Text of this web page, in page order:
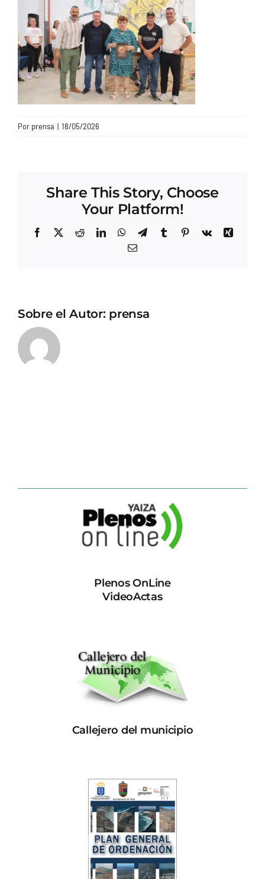
CONTACTO
Por prensa | 18/05/2026
Share This Story, Choose
Your Platform!
Facebook
X RedditLinkedInWhatsApp
TelegramTumblrPinterest
Vk
Xing
Correo
Sobre el Autor: prensa
Plenos OnLine
VideoActas
Callejero del municipio